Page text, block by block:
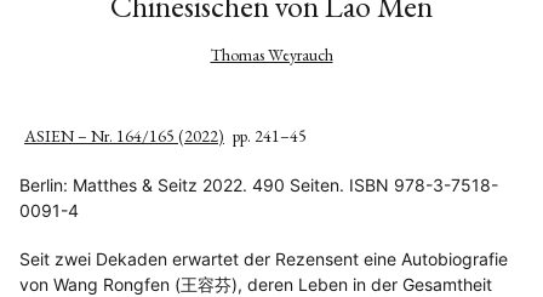
Thomas Weyrauch
ASIEN – Nr. 164/165 (2022) pp. 241–45
Berlin: Matthes & Seitz 2022. 490 Seiten. ISBN 978-3-7518-
0091-4
Seit zwei Dekaden erwartet der Rezensent eine Autobiografie
von Wang Rongfen (王容芬), deren Leben in der Gesamtheit